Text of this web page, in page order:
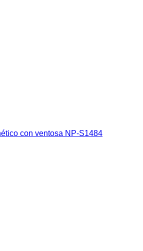
con ventosa NP-S1484